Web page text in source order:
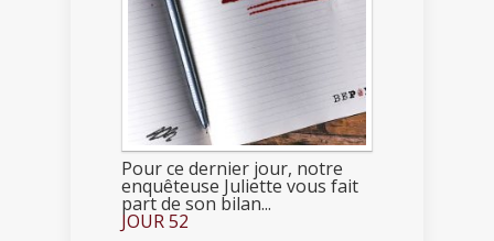
Pour ce dernier jour, notre
enquêteuse Juliette vous fait
part de son bilan...
JOUR 52